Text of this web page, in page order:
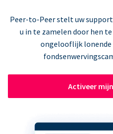
Peer-to-Peer stelt uw
u in te zamelen door hen
ongelooflijk
Activeer